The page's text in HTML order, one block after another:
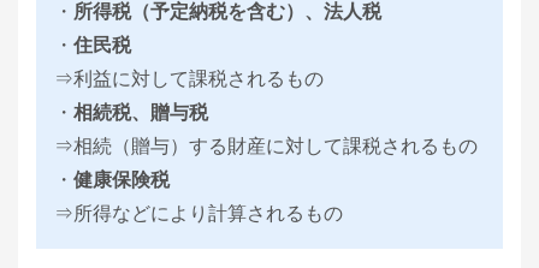
・ 所得税（予定納税を含む）、法人税
・ 住民税
⇒利益に対して課税されるもの
・ 相続税、贈与税
⇒相続（贈与）する財産に対して課税されるもの
・ 健康保険税
⇒所得などにより計算されるもの